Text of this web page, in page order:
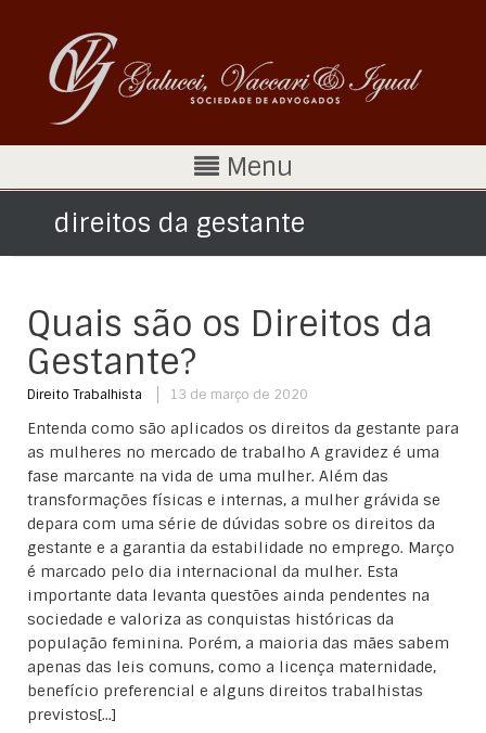
Menu
direitos da gestante
Quais são os Direitos da
Gestante?
Direito Trabalhista 13 de março de 2020
Entenda como são aplicados os direitos da gestante para
as mulheres no mercado de trabalho A gravidez é uma
fase marcante na vida de uma mulher. Além das
transformações físicas e internas, a mulher grávida se
depara com uma série de dúvidas sobre os direitos da
gestante e a garantia da estabilidade no emprego. Março
é marcado pelo dia internacional da mulher. Esta
importante data levanta questões ainda pendentes na
sociedade e valoriza as conquistas históricas da
população feminina. Porém, a maioria das mães sabem
apenas das leis comuns, como a licença maternidade,
benefício preferencial e alguns direitos trabalhistas
previstos[...]